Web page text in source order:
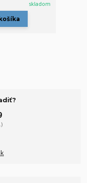
skladom